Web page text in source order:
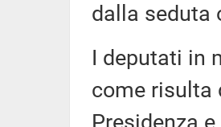
dalla seduta
I deputati in
come risulta